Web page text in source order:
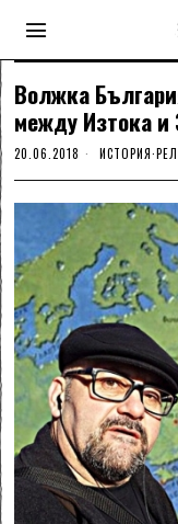
Волжка
между Изтока и
20.06.2018 ИСТОРИЯ·